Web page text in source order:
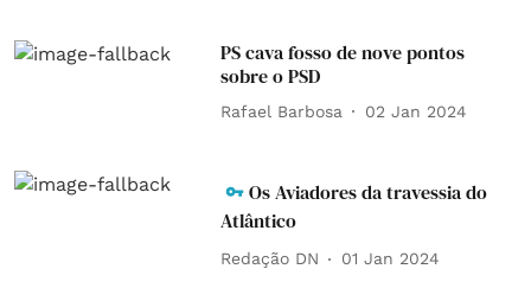
PS cava fosso de nove pontos
sobre o PSD
Rafael Barbosa 02 Jan 2024
Os Aviadores da travessia do
Atlântico
Redação DN 01 Jan 2024